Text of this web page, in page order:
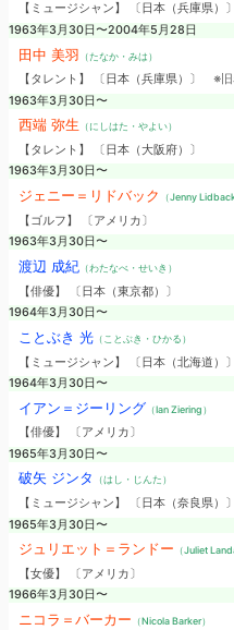
【ミュージシャン】 〔日本（兵庫県）
1963年3月30日〜2004年5月28日
田中 美羽 （たなか・みは）
【タレント】 〔日本（兵庫県）〕 ※旧
1963年3月30日〜
西端 弥生 （にしはた・やよい）
【タレント】 〔日本（大阪府）〕
1963年3月30日〜
ジェニー＝リドバック （Jenny Lidback
【ゴルフ】 〔アメリカ〕
1963年3月30日〜
渡辺 成紀（わたなべ・せいき）
【俳優】 〔日本（東京都）〕
1964年3月30日〜
ことぶき 光（ことぶき・ひかる）
【ミュージシャン】 〔日本（北海道）
1964年3月30日〜
イアン＝ジーリング （Ian Ziering）
【俳優】 〔アメリカ〕
1965年3月30日〜
破矢 ジンタ （はし・じんた）
【ミュージシャン】 〔日本（奈良県）
1965年3月30日〜
ジュリエット＝ランドー （Juliet
【女優】 〔アメリカ〕
1966年3月30日〜
ニコラ＝バーカー （Nicola Barker）